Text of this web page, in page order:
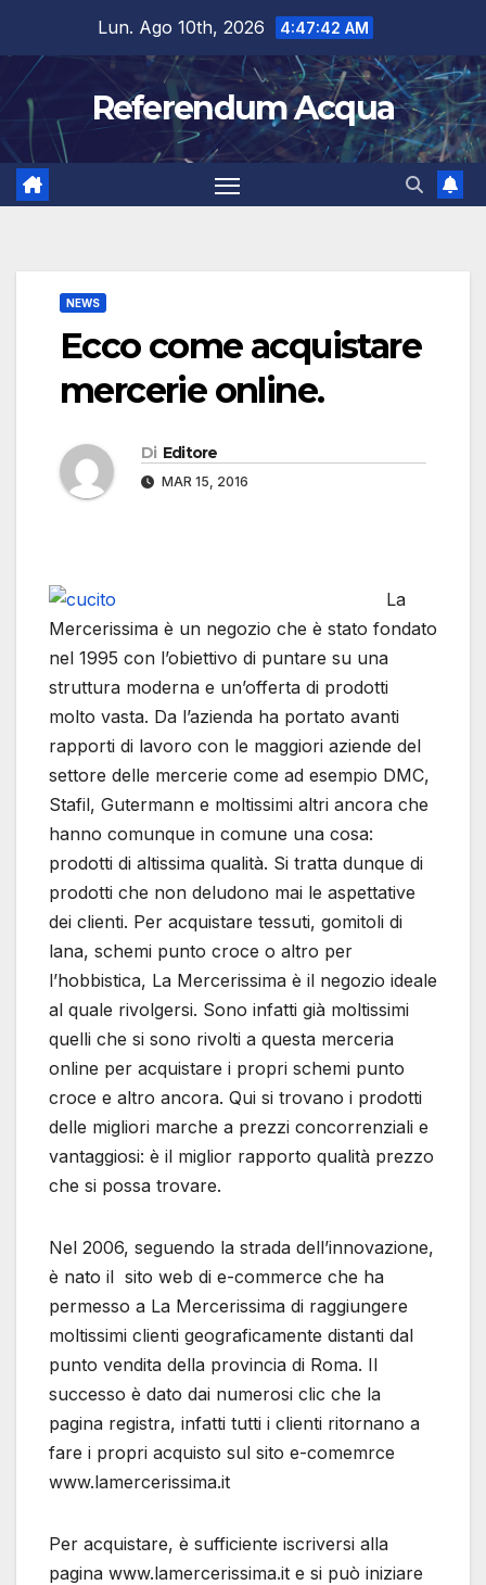
contenuto
Lun. Ago 10th, 2026 4:47:43 AM
Referendum Acqua
NEWS
Ecco come acquistare
mercerie online.
Di Editore
MAR 15, 2016
La
Mercerissima è un negozio che è stato fondato
nel 1995 con l’obiettivo di puntare su una
struttura moderna e un’offerta di prodotti
molto vasta. Da l’azienda ha portato avanti
rapporti di lavoro con le maggiori aziende del
settore delle mercerie come ad esempio DMC,
Stafil, Gutermann e moltissimi altri ancora che
hanno comunque in comune una cosa:
prodotti di altissima qualità. Si tratta dunque di
prodotti che non deludono mai le aspettative
dei clienti. Per acquistare tessuti, gomitoli di
lana, schemi punto croce o altro per
l’hobbistica, La Mercerissima è il negozio ideale
al quale rivolgersi. Sono infatti già moltissimi
quelli che si sono rivolti a questa merceria
online per acquistare i propri schemi punto
croce e altro ancora. Qui si trovano i prodotti
delle migliori marche a prezzi concorrenziali e
vantaggiosi: è il miglior rapporto qualità prezzo
che si possa trovare.
Nel 2006, seguendo la strada dell’innovazione,
è nato il sito web di e-commerce che ha
permesso a La Mercerissima di raggiungere
moltissimi clienti geograficamente distanti dal
punto vendita della provincia di Roma. Il
successo è dato dai numerosi clic che la
pagina registra, infatti tutti i clienti ritornano a
fare i propri acquisto sul sito e-comemrce
www.lamercerissima.it
Per acquistare, è sufficiente iscriversi alla
pagina www.lamercerissima.it e si può iniziare